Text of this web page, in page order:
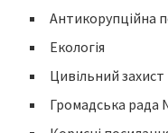
Антикорупційна
Екологія
Цивільний захист
Громадська рада